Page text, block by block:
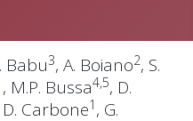
Babu3, A. Boiano2, S.
, M.P. Bussa4,5, D.
D. Carbone1 , G.